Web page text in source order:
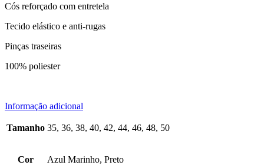
Cós reforçado com entretela
Tecido elástico e anti-rugas
Pinças traseiras
100% poliester
Informação adicional
Tamanho 35, 36, 38, 40, 42, 44, 46, 48, 50
Cor Azul Marinho, Preto